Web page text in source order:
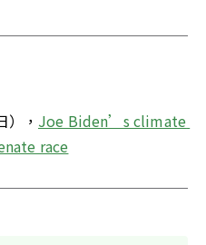
， Joe Biden’s climate
race